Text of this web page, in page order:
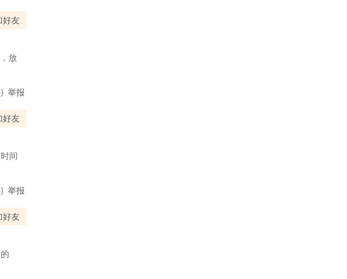
好友
放
) 举报
好友
间
) 举报
好友